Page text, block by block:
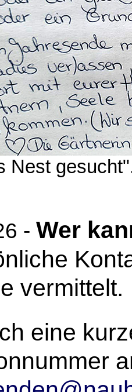
Nest
- Wer
vermittelt.
eine